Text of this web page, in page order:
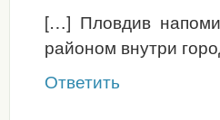
[…] Пловдив
районом внутри
Ответить